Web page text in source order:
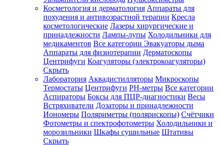
Косметология и дерматология Аппараты для
похудения и антивозрастной терапии Кресла
косметологические Лазеры хирургические и
принадлежности Лампы-лупы Холодильники для
медикаментов Все категории Эвакуаторы дыма
Аппараты для физиотерапии Дерматоскопы
Центрифуги Коагуляторы (электрокоагуляторы)
Скрыть
Лаборатория Аквадистилляторы Микроскопы
Термостаты Центрифуги PH-метры Все категории
Аспираторы Боксы для ПЦР-диагностики Весы
Встряхиватели Дозаторы и принадлежности
Иономеры Поляриметры (полярископы) Счётчики
Фотометры и спектрофотометры Холодильники и
морозильники Шкафы сушильные Штативы
Скрыть